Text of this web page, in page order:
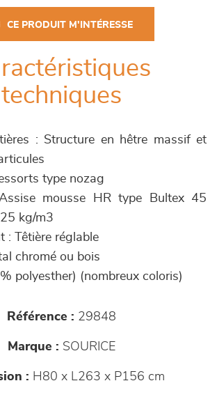
CE PRODUIT M'INTÉRESSE
techniques
: Structure en hêtre massif et
type nozag
mousse HR type Bultex 45
kg/m3
: Têtière réglable
chromé ou bois
polyesther) (nombreux coloris)
Référence : 29848
Marque : SOURICE
: H80 x L263 x P156 cm